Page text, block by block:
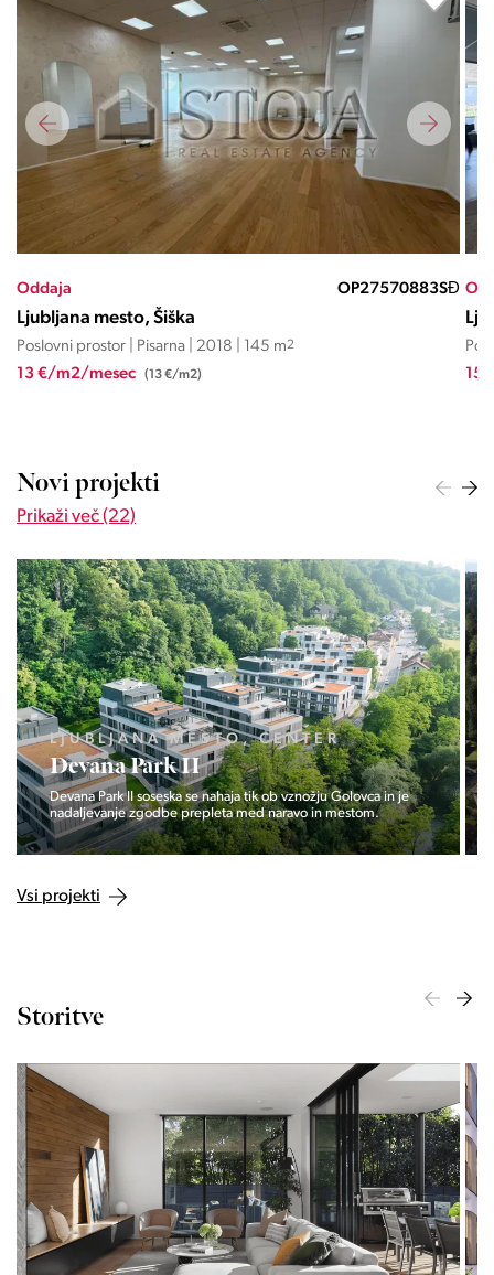
Oddaja OP27570883SĐ
Ljubljana mesto, Šiška
Poslovni prostor | Pisarna | 2018 | 145 m2
13 €/m2/mesec (13 €/m2)
15
Novi projekti
Prikaži več (22)
LJUBLJANA MESTO, CENTER
Devana Park II
Devana Park II soseska se nahaja tik ob vznožju Golovca in je
nadaljevanje zgodbe prepleta med naravo in mestom.
Vsi projekti
Storitve